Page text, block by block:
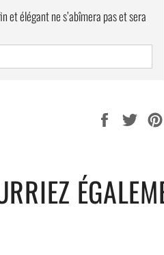
et élégant ne s’abîmera pas et sera
parfaitement le pendentif.
Partager Tweeter